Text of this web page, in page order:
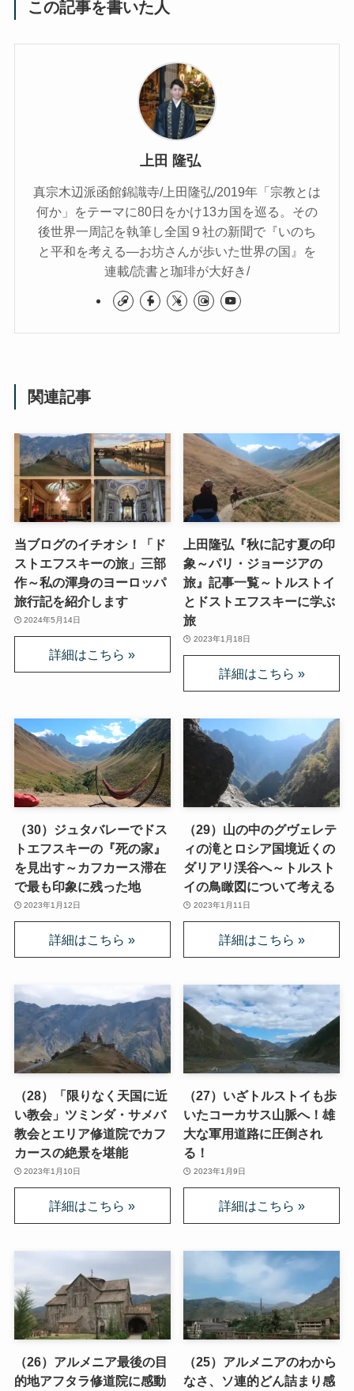
この記事を書いた人
上田 隆弘
真宗木辺派函館錦識寺/上田隆弘/2019年「宗教とは
何か」をテーマに80日をかけ13カ国を巡る。その
後世界一周記を執筆し全国９社の新聞で『いのち
と平和を考える―お坊さんが歩いた世界の国』を
連載/読書と珈琲が大好き/
関連記事
当ブログのイチオシ！「ド
ストエフスキーの旅」三部
作～私の渾身のヨーロッパ
旅行記を紹介します
2024年5月14日
上田隆弘『秋に記す夏の印
象～パリ・ジョージアの
旅』記事一覧～トルストイ
とドストエフスキーに学ぶ
旅
2023年1月18日
（30）ジュタバレーでドス
トエフスキーの『死の家』
を見出す～カフカース滞在
で最も印象に残った地
2023年1月12日
（29）山の中のグヴェレテ
ィの滝とロシア国境近くの
ダリアリ渓谷へ～トルスト
イの鳥瞰図について考える
2023年1月11日
（28）「限りなく天国に近
い教会」ツミンダ・サメバ
教会とエリア修道院でカフ
カースの絶景を堪能
2023年1月10日
（27）いざトルストイも歩
いたコーカサス山脈へ！雄
大な軍用道路に圧倒され
る！
2023年1月9日
（26）アルメニア最後の目
的地アフタラ修道院に感動
（25）アルメニアのわから
なさ、ソ連的どん詰まり感